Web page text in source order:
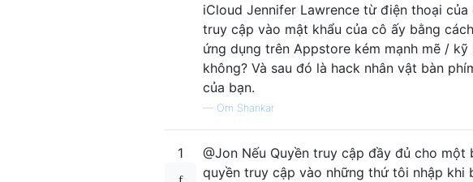
iCloud Jennifer Lawrence từ điện thoại
truy cập vào mật khẩu của cô ấy bằng
ứng dụng trên Appstore kém mạnh mẽ /
không? Và sau đó là hack nhân vật bàn
của bạn.
— Om Shankar
1
@Jon Nếu Quyền truy cập đầy đủ cho
quyền truy cập vào những thứ tôi nhập